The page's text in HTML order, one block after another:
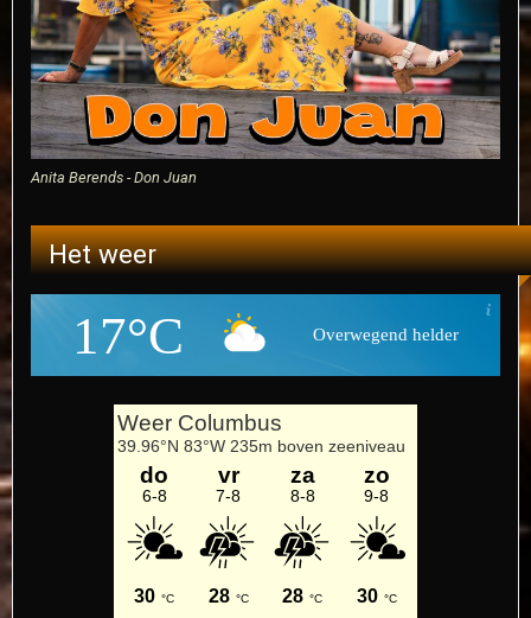
Anita Berends - Don Juan
Het weer
17°C Overwegend helder